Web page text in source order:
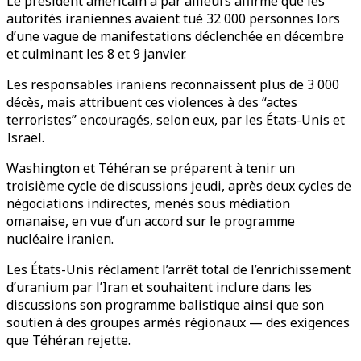
autorités iraniennes avaient tué 32 000 personnes lors
d’une vague de manifestations déclenchée en décembre
et culminant les 8 et 9 janvier.
Les responsables iraniens reconnaissent plus de 3 000
décès, mais attribuent ces violences à des “actes
terroristes” encouragés, selon eux, par les États-Unis et
Israël.
Washington et Téhéran se préparent à tenir un
troisième cycle de discussions jeudi, après deux cycles de
négociations indirectes, menés sous médiation
omanaise, en vue d’un accord sur le programme
nucléaire iranien.
Les États-Unis réclament l’arrêt total de l’enrichissement
d’uranium par l’Iran et souhaitent inclure dans les
discussions son programme balistique ainsi que son
soutien à des groupes armés régionaux — des exigences
que Téhéran rejette.